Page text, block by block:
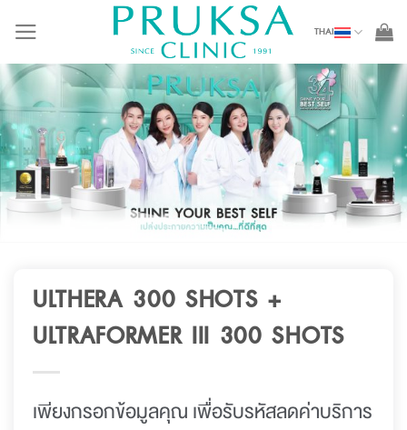
content
THAI
ULTHERA 300 SHOTS +
ULTRAFORMER III 300 SHOTS
เพียงกรอกข้อมูลคุณ เพื่อรับรหัสลดค่าบริการ